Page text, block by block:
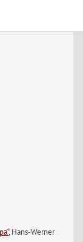
, Hans-Werner